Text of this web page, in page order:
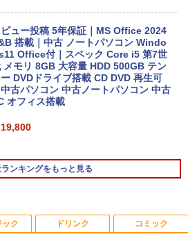
ビュー投稿 5年保証｜MS Office 2024
搭載｜中古 ノートパソコン Windo
Office付｜スペック Core i5 第7世
メモリ 8GB 大容量 HDD 500GB テン
DVDドライブ搭載 CD DVD 再生可
中古パソコン 中古ノートパソコン 中古
オフィス搭載
19,800
ンキングをもっと見る
間限定10％OFF】【12GB+256G
デル E2318H LED液晶モニター 23
ッククローバー 38 【電子書籍】[ 田
ック ドリンク コミック